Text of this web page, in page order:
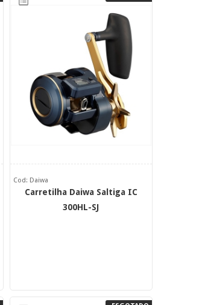
Cod: Daiwa
Carretilha Daiwa Saltiga IC
300HL-SJ